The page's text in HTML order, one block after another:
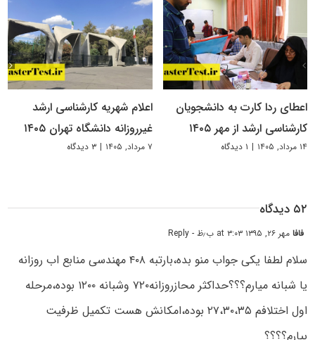
اعطای ردا کارت به دانشجویان
کارشناسی ارشد از مهر ۱۴۰۵
۱۴ مرداد, ۱۴۰۵ | ۱ دیدگاه
اعلام شهریه کارشناسی ارشد
غیرروزانه دانشگاه تهران ۱۴۰۵
۷ مرداد, ۱۴۰۵ | ۳ دیدگاه
۵۲ دیدگاه
فافامهر ۲۶, ۱۳۹۵ at ۳:۰۳ ب٫ظ - Reply
سلام لطفا یکی جواب منو بده،بارتبه ۴۰۸ مهندسی منابع اب روزانه
یا شبانه میارم؟؟؟حداکثر محازروزانه۷۲۰ وشبانه ۱۲۰۰ بوده،مرحله
اول اختلافم ۲۷،۳۰،۳۵ بوده،امکانش هست تکمیل ظرفیت
بیارم؟؟؟؟